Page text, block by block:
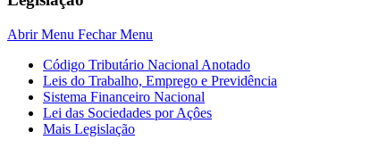
Abrir Menu Fechar Menu
Código Tributário Nacional Anotado
Leis do Trabalho, Emprego e Previdência
Sistema Financeiro Nacional
Lei das Sociedades por Açôes
Mais Legislação